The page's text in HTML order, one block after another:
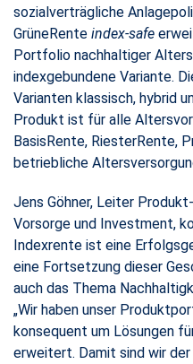
sozialverträgliche
GrüneRente index-safe
Portfolio nachhaltiger
indexgebundene Variante.
Varianten klassisch, hybrid
Produkt ist für alle
BasisRente, RiesterRente,
betriebliche
Jens Göhner, Leiter
Vorsorge und Investment,
Indexrente ist eine
eine Fortsetzung dieser
auch das Thema
„Wir haben unser
konsequent um Lösungen
erweitert. Damit sind wir